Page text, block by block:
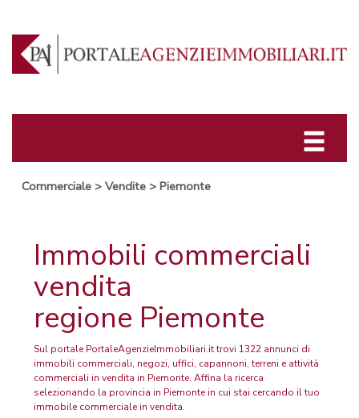
Commerciale > Vendite > Piemonte
Immobili commerciali
vendita
regione Piemonte
Sul portale PortaleAgenzieImmobiliari.it trovi 1322 annunci di
immobili commerciali, negozi, uffici, capannoni, terreni e attività
commerciali in vendita in Piemonte. Affina la ricerca
selezionando la provincia in Piemonte in cui stai cercando il tuo
immobile commerciale in vendita.